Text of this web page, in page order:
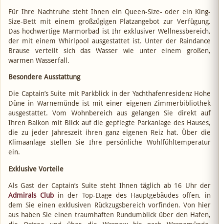
Für Ihre Nachtruhe steht Ihnen ein Queen-Size- oder ein King-
Size-Bett mit einem großzügigen Platzangebot zur Verfügung.
Das hochwertige Marmorbad ist Ihr exklusiver Wellnessbereich,
der mit einem Whirlpool ausgestattet ist. Unter der Raindance
Brause verteilt sich das Wasser wie unter einem großen,
warmen Wasserfall.
Besondere Ausstattung
Die Captain’s Suite mit Parkblick in der Yachthafenresidenz Hohe
Düne in Warnemünde ist mit einer eigenen Zimmerbibliothek
ausgestattet. Vom Wohnbereich aus gelangen Sie direkt auf
Ihren Balkon mit Blick auf die gepflegte Parkanlage des Hauses,
die zu jeder Jahreszeit ihren ganz eigenen Reiz hat. Über die
Klimaanlage stellen Sie Ihre persönliche Wohlfühltemperatur
ein.
Exklusive Vorteile
Als Gast der Captain’s Suite steht Ihnen täglich ab 16 Uhr der
Admirals Club in der Top-Etage des Hauptgebäudes offen, in
dem Sie einen exklusiven Rückzugsbereich vorfinden. Von hier
aus haben Sie einen traumhaften Rundumblick über den Hafen,